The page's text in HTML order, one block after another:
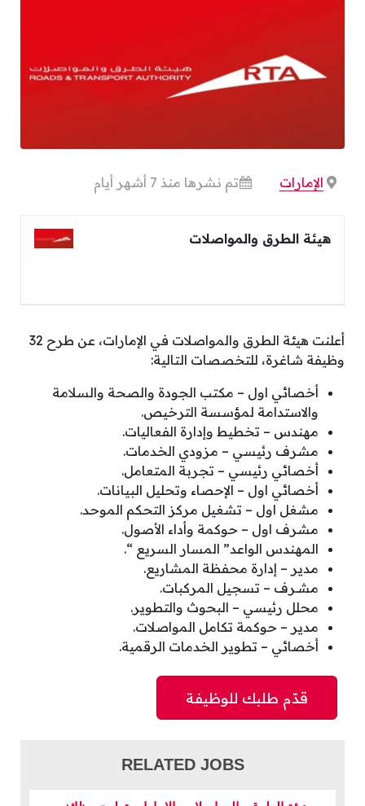
الإمارات تم نشرها منذ 7 أشهر أيام
هيئة الطرق والمواصلات
أعلنت هيئة الطرق والمواصلات في الإمارات، عن طرح 32
وظيفة شاغرة، للتخصصات التالية:
أخصائي اول – مكتب الجودة والصحة والسلامة
والاستدامة لمؤسسة الترخيص.
مهندس – تخطيط وإدارة الفعاليات.
مشرف رئيسي – مزودي الخدمات.
أخصائي رئيسي – تجربة المتعامل.
أخصائي اول – الإحصاء وتحليل البيانات.
مشغل اول – تشغيل مركز التحكم الموحد.
مشرف اول – حوكمة وأداء الأصول.
المهندس الواعد” المسار السريع “.
مدير – إدارة محفظة المشاريع.
مشـرف – تسجيل المركبات.
محلل رئيسي – البحوث والتطوير.
مدير – حوكمة تكامل المواصلات.
أخصائي – تطوير الخدمات الرقمية.
RELATED JOBS